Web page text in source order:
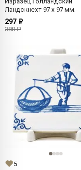
Ландскнехт 97 x 97 мм.
297 ₽
380 ₽
5